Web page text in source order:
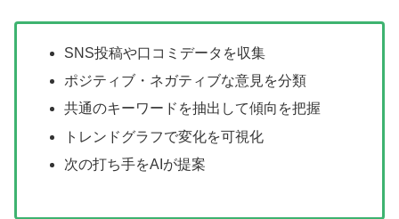
SNS投稿や口コミデータを収集
ポジティブ・ネガティブな意見を分類
共通のキーワードを抽出して傾向を把握
トレンドグラフで変化を可視化
次の打ち手をAIが提案